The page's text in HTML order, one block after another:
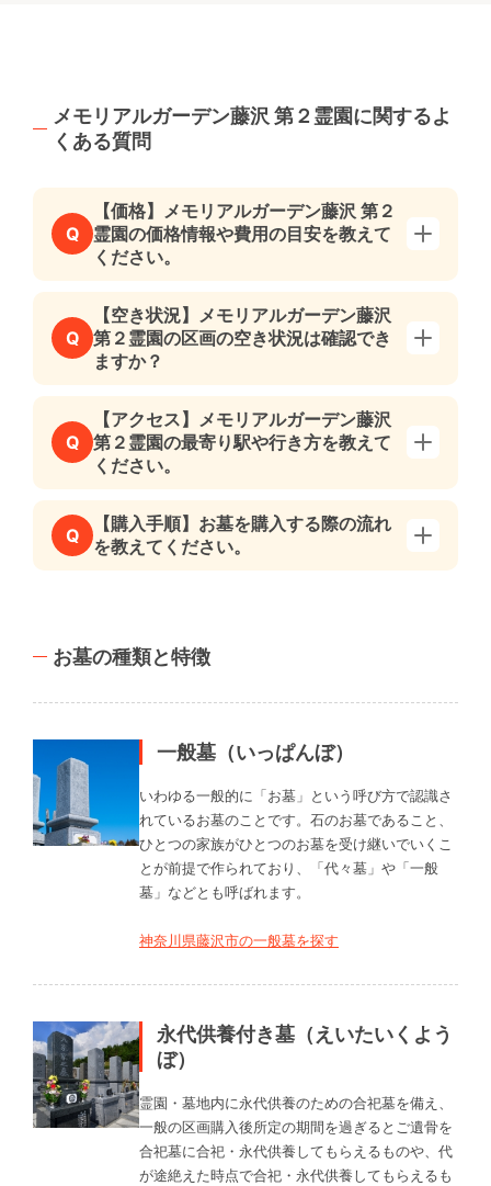
メモリアルガーデン藤沢 第２霊園に関するよ
くある質問
Q
【価格】メモリアルガーデン藤沢 第２
霊園の価格情報や費用の目安を教えて
ください。
Q
【空き状況】メモリアルガーデン藤沢
第２霊園の区画の空き状況は確認でき
ますか？
Q
【アクセス】メモリアルガーデン藤沢
第２霊園の最寄り駅や行き方を教えて
ください。
Q
【購入手順】お墓を購入する際の流れ
を教えてください。
お墓の種類と特徴
一般墓（いっぱんぼ）
いわゆる一般的に「お墓」という呼び方で認識さ
れているお墓のことです。石のお墓であること、
ひとつの家族がひとつのお墓を受け継いでいくこ
とが前提で作られており、「代々墓」や「一般
墓」などとも呼ばれます。
神奈川県藤沢市の一般墓を探す
永代供養付き墓（えいたいくよう
ぼ）
霊園・墓地内に永代供養のための合祀墓を備え、
一般の区画購入後所定の期間を過ぎるとご遺骨を
合祀墓に合祀・永代供養してもらえるものや、代
が途絶えた時点で合祀・永代供養してもらえるも